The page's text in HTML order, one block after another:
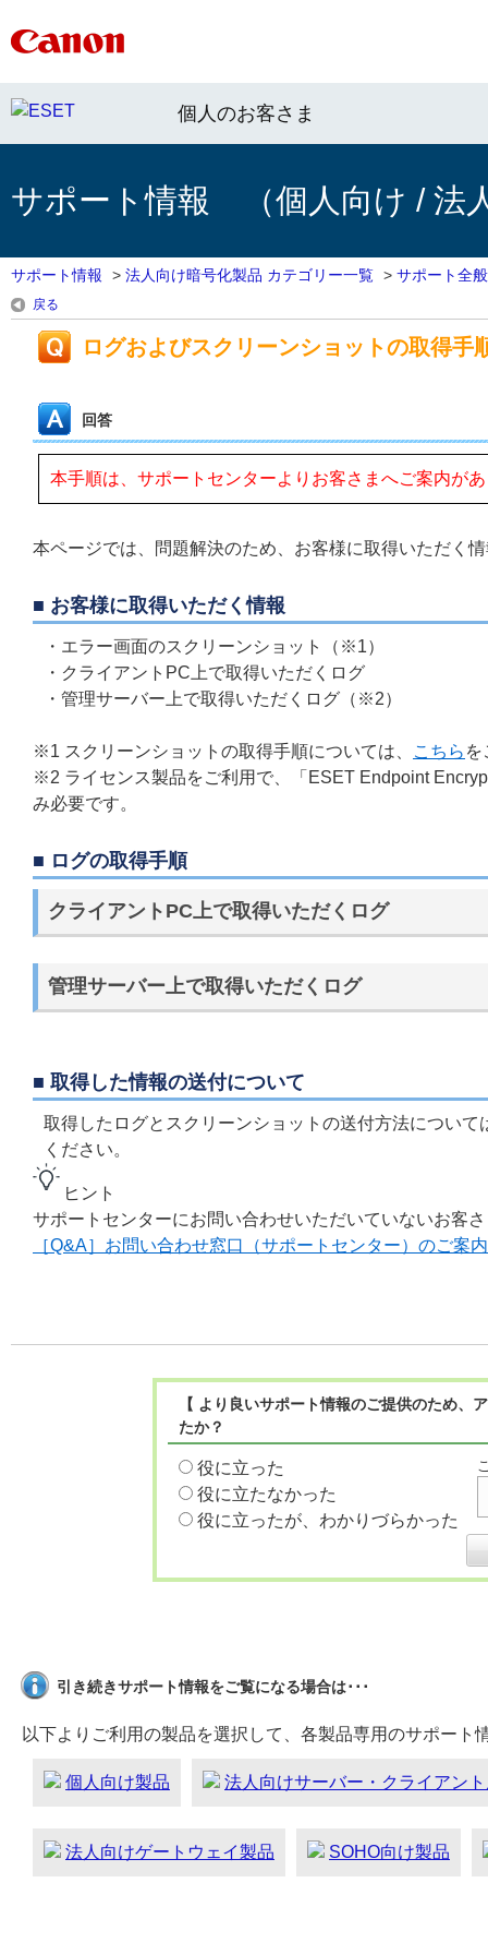
個人のお客さま
サポート情報 （個人向け / 法
サポート情報 > 法人向け暗号化製品 カテゴリー一覧 > サポート全般
戻る
ログおよびスクリーンショットの取得手
回答
本手順は、サポートセンターよりお客さまへご案内が
本ページでは、問題解決のため、お客様に取得いただく
■ お客様に取得いただく情報
・エラー画面のスクリーンショット（※1）
・クライアントPC上で取得いただくログ
・管理サーバー上で取得いただくログ（※2）
※1 スクリーンショットの取得手順については、 こちら を
※2 ライセンス製品をご利用で、「ESET Endpoint
み必要です。
■ ログの取得手順
クライアントPC上で取得いただくログ
管理サーバー上で取得いただくログ
■ 取得した情報の送付について
取得したログとスクリーンショットの送付方法につい
ください。
ヒント
サポートセンターにお問い合わせいただいていないお
［Q&A］お問い合わせ窓口（サポートセンター）のご案内
【 より良いサポート情報のご提供のため
たか？
役に立った
役に立たなかった
役に立ったが、わかりづらかった
引き続きサポート情報をご覧になる場合は･･･
以下よりご利用の製品を選択して、各製品専用のサポート
個人向け製品 法人向けサーバー・クライアン
法人向けゲートウェイ製品 SOHO向け製品